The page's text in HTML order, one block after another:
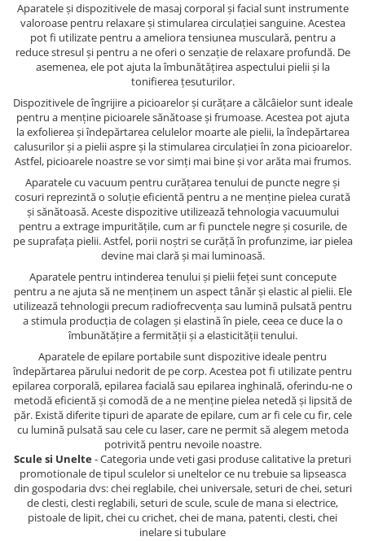
Aparatele și dispozitivele de masaj corporal și facial sunt instrumente
valoroase pentru relaxare și stimularea circulației sanguine. Acestea
pot fi utilizate pentru a ameliora tensiunea musculară, pentru a
reduce stresul și pentru a ne oferi o senzație de relaxare profundă. De
asemenea, ele pot ajuta la îmbunătățirea aspectului pielii și la
tonifierea țesuturilor.
Dispozitivele de îngrijire a picioarelor și curățare a călcâielor sunt ideale
pentru a menține picioarele sănătoase și frumoase. Acestea pot ajuta
la exfolierea și îndepărtarea celulelor moarte ale pielii, la îndepărtarea
calusurilor și a pielii aspre și la stimularea circulației în zona picioarelor.
Astfel, picioarele noastre se vor simți mai bine și vor arăta mai frumos.
Aparatele cu vacuum pentru curățarea tenului de puncte negre și
cosuri reprezintă o soluție eficientă pentru a ne menține pielea curată
și sănătoasă. Aceste dispozitive utilizează tehnologia vacuumului
pentru a extrage impuritățile, cum ar fi punctele negre și cosurile, de
pe suprafața pielii. Astfel, porii noștri se curăță în profunzime, iar pielea
devine mai clară și mai luminoasă.
Aparatele pentru intinderea tenului și pielii feței sunt concepute
pentru a ne ajuta să ne menținem un aspect tânăr și elastic al pielii. Ele
utilizează tehnologii precum radiofrecvența sau lumină pulsată pentru
a stimula producția de colagen și elastină în piele, ceea ce duce la o
îmbunătățire a fermității și a elasticității tenului.
Aparatele de epilare portabile sunt dispozitive ideale pentru
îndepărtarea părului nedorit de pe corp. Acestea pot fi utilizate pentru
epilarea corporală, epilarea facială sau epilarea inghinală, oferindu-ne o
metodă eficientă și comodă de a ne menține pielea netedă și lipsită de
păr. Există diferite tipuri de aparate de epilare, cum ar fi cele cu fir, cele
cu lumină pulsată sau cele cu laser, care ne permit să alegem metoda
potrivită pentru nevoile noastre.
Scule si Unelte- Categoria unde veti gasi produse calitative la preturi
promotionale de tipul sculelor si uneltelor ce nu trebuie sa lipseasca
din gospodaria dvs: chei reglabile, chei universale, seturi de chei, seturi
de clesti, clesti reglabili, seturi de scule, scule de mana si electrice,
pistoale de lipit, chei cu crichet, chei de mana, patenti, clesti, chei
inelare si tubulare